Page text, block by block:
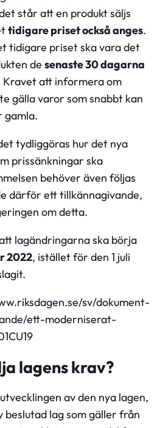
står att en produkt säljs
tidigare priset också anges.
tidigare priset ska vara det
de senaste 30 dagarna
Kravet att informera om
gälla varor som snabbt kan
gamla.
tydliggöras hur det nya
prissänkningar ska
behöver även följas
därför ett tillkännagivande,
om detta.
lagändringarna ska börja
2022, istället för den 1 juli
sv/dokument-
ett-moderniserat-
lagens krav?
av den nya lagen,
lag som gäller från